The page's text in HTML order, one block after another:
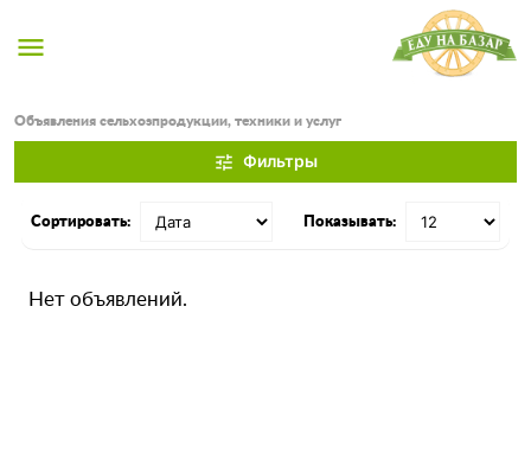
menu
Объявления сельхозпродукции, техники и услуг
tune Фильтры
Сортировать: Показывать:
Нет объявлений.